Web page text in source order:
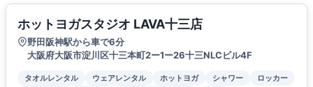
ホットヨガスタジオ LAVA十三店
野田阪神駅から車で6分
大阪府大阪市淀川区十三本町2ー1ー26十三NLCビル4F
タオルレンタル ウェアレンタル ホットヨガ シャワー
ロッカー